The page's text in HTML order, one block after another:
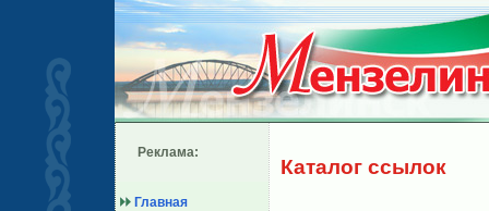
Реклама:
Главная
Каталог ссылок